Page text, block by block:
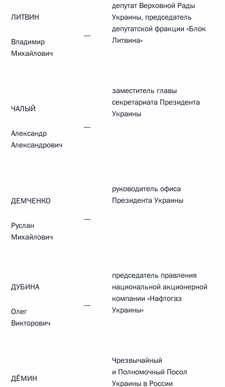
ЛИТВИН
Владимир
Михайлович
—
депутат Верховной Рады
Украины, председатель
депутатской фракции «Блок
Литвина»
ЧАЛЫЙ
Александр
Александрович
—
заместитель главы
секретариата Президента
Украины
ДЕМЧЕНКО
Руслан
Михайлович
—
руководитель офиса
Президента Украины
ДУБИНА
Олег
Викторович
—
председатель правления
национальной акционерной
компании «Нафтогаз
Украины»
ДЁМИН
Чрезвычайный
и Полномочный Посол
Украины в России